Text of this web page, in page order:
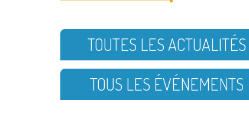
TOUTES LES ACTUALITÉS
TOUS LES ÉVÉNEMENTS